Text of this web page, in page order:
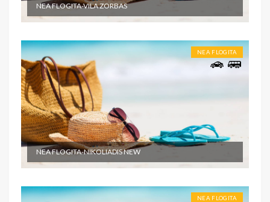
NEA FLOGITA-VILA ZORBAS
NEA FLOGITA
NEA FLOGITA-NIKOLIADIS NEW
NEA FLOGITA